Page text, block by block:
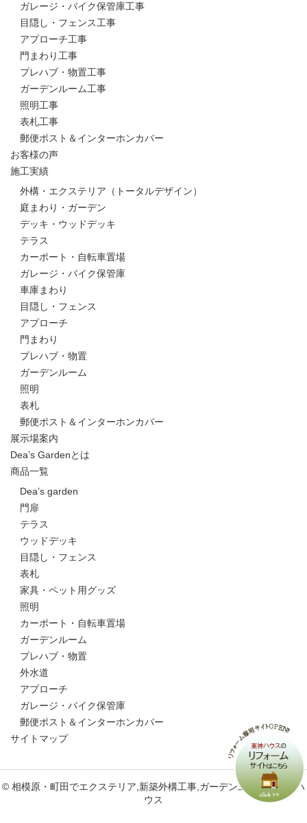
ガレージ・バイク保管庫工事
目隠し・フェンス工事
アプローチ工事
門まわり工事
プレハブ・物置工事
ガーデンルーム工事
照明工事
表札工事
郵便ポスト＆インターホンカバー
お客様の声
施工実績
外構・エクステリア（トータルデザイン）
庭まわり・ガーデン
デッキ・ウッドデッキ
テラス
カーポート・自転車置場
ガレージ・バイク保管庫
車庫まわり
目隠し・フェンス
アプローチ
門まわり
プレハブ・物置
ガーデンルーム
照明
表札
郵便ポスト＆インターホンカバー
展示場案内
Dea’s Gardenとは
商品一覧
Dea’s garden
門扉
テラス
ウッドデッキ
目隠し・フェンス
表札
家具・ペット用グッズ
照明
カーポート・自転車置場
ガーデンルーム
プレハブ・物置
外水道
アプローチ
ガレージ・バイク保管庫
郵便ポスト＆インターホンカバー
サイトマップ
© 相模原・町田でエクステリア,新築外構工事,ガーデン工事なら東神ハ
ウス